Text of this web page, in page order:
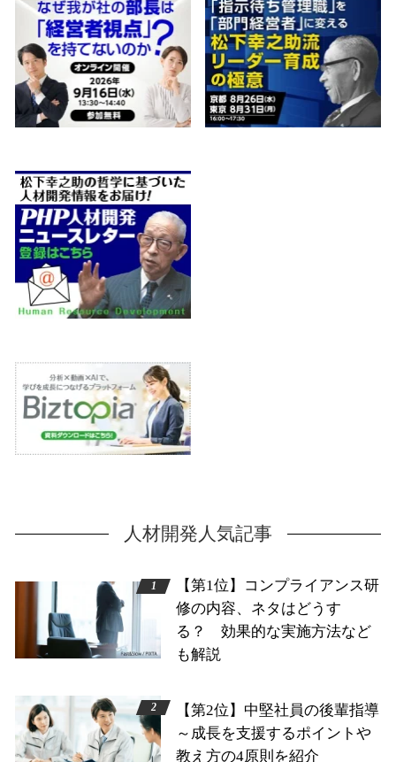
人材開発人気記事
【第1位】コンプライアンス研
修の内容、ネタはどうす
る？ 効果的な実施方法など
も解説
【第2位】中堅社員の後輩指導
～成長を支援するポイントや
教え方の4原則を紹介